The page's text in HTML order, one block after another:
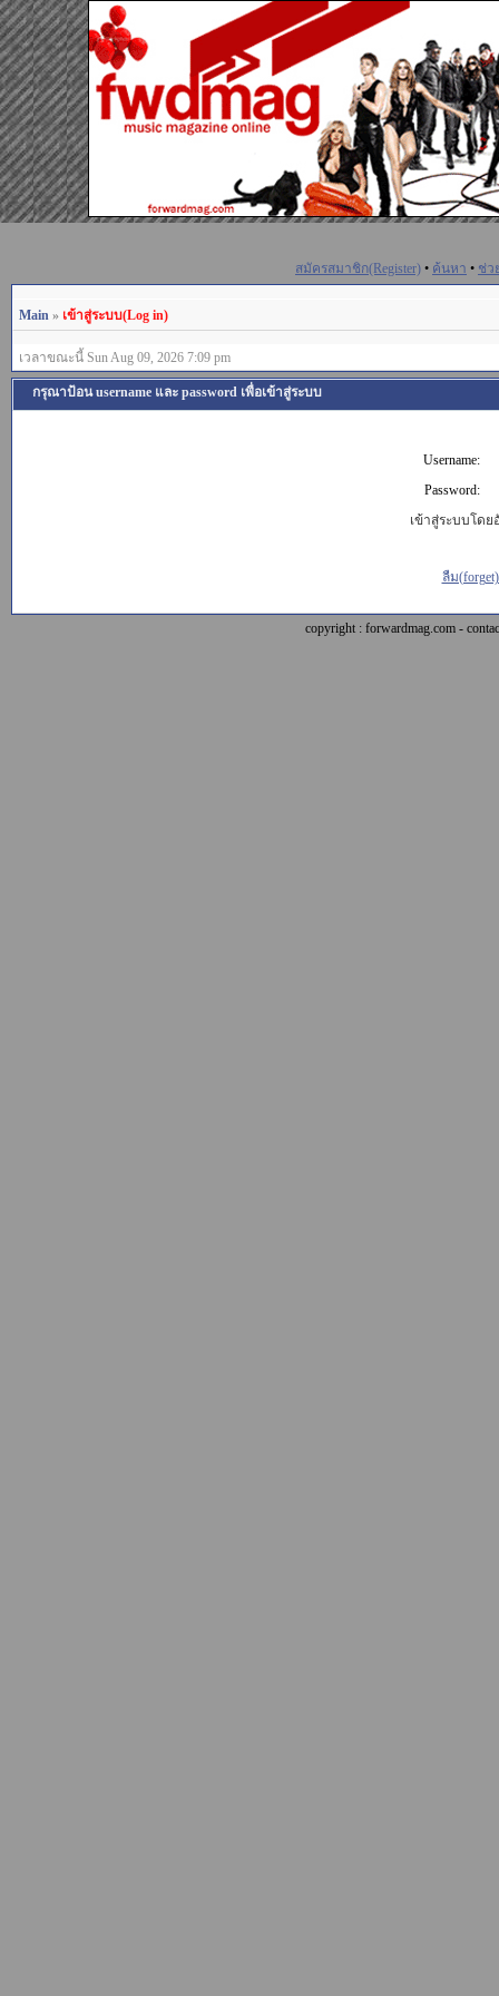
สมัครสมาชิก(Register) • ค้นหา • ช่ว
Main » เข้าสู่ระบบ(Log in)
เวลาขณะนี้ Sun Aug 09, 2026 7:09 pm
กรุณาป้อน username และ password เพื่อเข้าสู่ระบบ
Username:
Password:
เข้าสู่ระบบโดย
ลืม
copyright : forwardmag.com -